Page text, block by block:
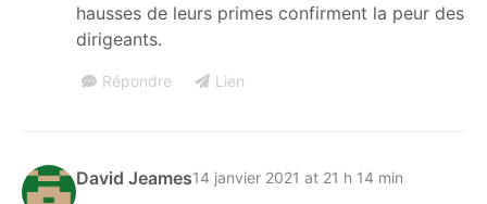
hausses de leurs primes confirment la peur des
dirigeants.
Répondre Lien
David Jeames14 janvier 2021 at 21 h 14 min